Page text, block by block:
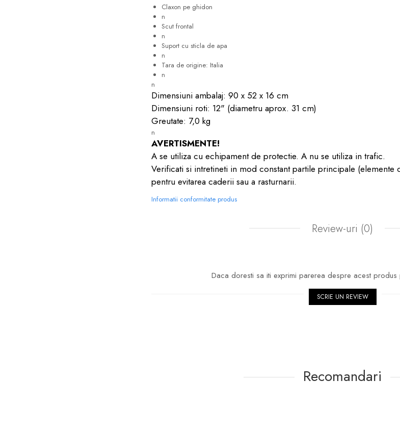
Claxon pe ghidon
n
Scut frontal
n
Suport cu sticla de apa
n
Tara de origine: Italia
n
n
Dimensiuni ambalaj: 90 x 52 x 16 cm
Dimensiuni roti: 12" (diametru aprox. 31 cm)
Greutate: 7,0 kg
n
AVERTISMENTE!
A se utiliza cu echipament de protectie. A nu se utiliza in trafic.
Verificati si intretineti in mod constant partile principale (elemente
pentru evitarea caderii sau a rasturnarii.
Informatii conformitate produs
Review-uri (0)
Daca doresti sa iti exprimi parerea despre acest produs
SCRIE UN REVIEW
Recomandari